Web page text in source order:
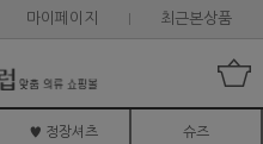
마이페이지 최근본상품
♥ 정장셔츠 슈즈